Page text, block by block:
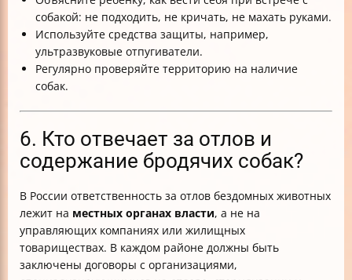
собакой: не подходить, не кричать, не махать руками.
Используйте средства защиты, например,
ультразвуковые отпугиватели.
Регулярно проверяйте территорию на наличие
собак.
6. Кто отвечает за отлов и
содержание бродячих собак?
В России ответственность за отлов бездомных животных
лежит на местных органах власти, а не на
управляющих компаниях или жилищных
товариществах. В каждом районе должны быть
заключены договоры с организациями,